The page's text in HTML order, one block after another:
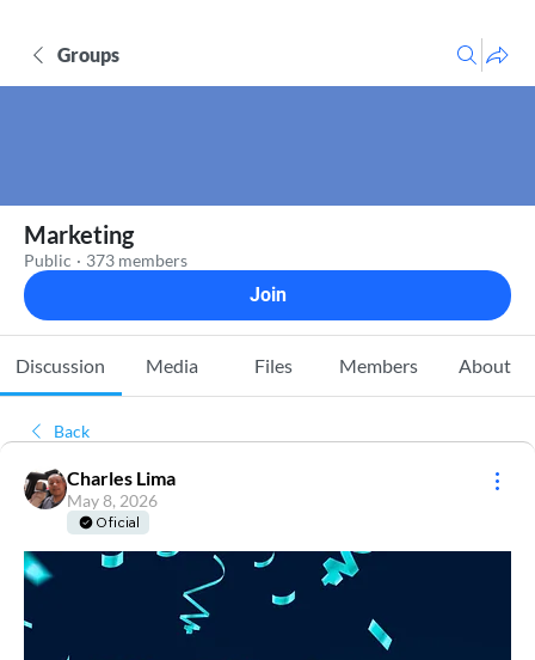
Groups
Marketing
Public · 373 members
Join
Discussion Media Files Members About
Back
Charles Lima
May 8, 2026
Oficial